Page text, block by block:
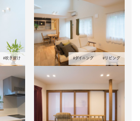
#吹き抜け #ダイニング #リビング